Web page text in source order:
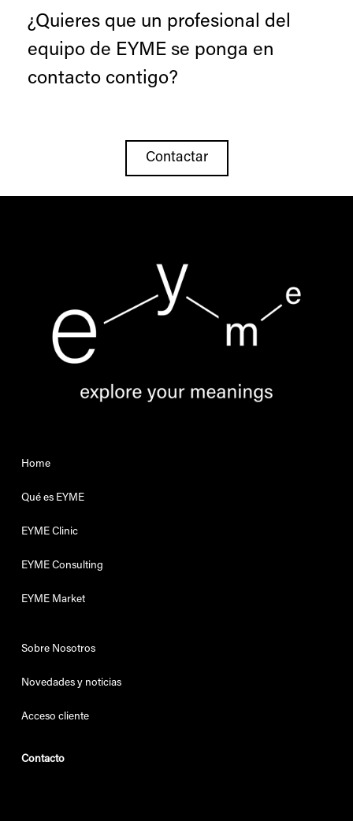
¿Quieres que un profesional del
equipo de EYME se ponga en
contacto contigo?
Contactar
Home
Qué es EYME
EYME Clinic
EYME Consulting
EYME Market
Sobre Nosotros
Novedades y noticias
Acceso cliente
Contacto